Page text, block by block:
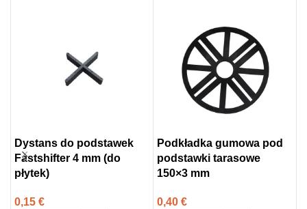
Dystans do podstawek
Fastshifter 4 mm (do
płytek)
0,15 €
Podkładka gumowa pod
podstawki tarasowe
150×3 mm
0,40 €